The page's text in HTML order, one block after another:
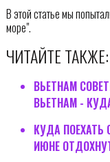
В этой статье мы
море".
ЧИТАЙТЕ ТАКЖЕ:
ВЬЕТНАМ
ВЬЕТНАМ -
КУДА ПОЕХАТЬ
ИЮНЕ